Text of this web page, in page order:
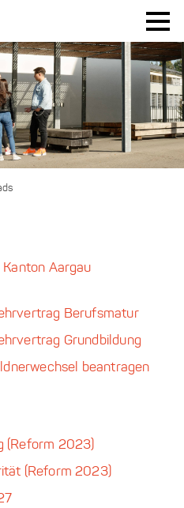
Aargau
Berufsmatur
Grundbildung
beantragen
(Reform 2023)
(Reform 2023)